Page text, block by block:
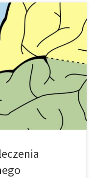
wspierają
dla pacjentów z SM.
w czasopiśmie
komplementarnych i
konwencjonalne metody
które wydają się